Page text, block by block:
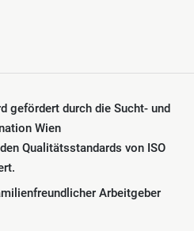
gefördert durch die Sucht- und
Wien
Qualitätsstandards von ISO
Arbeitgeber